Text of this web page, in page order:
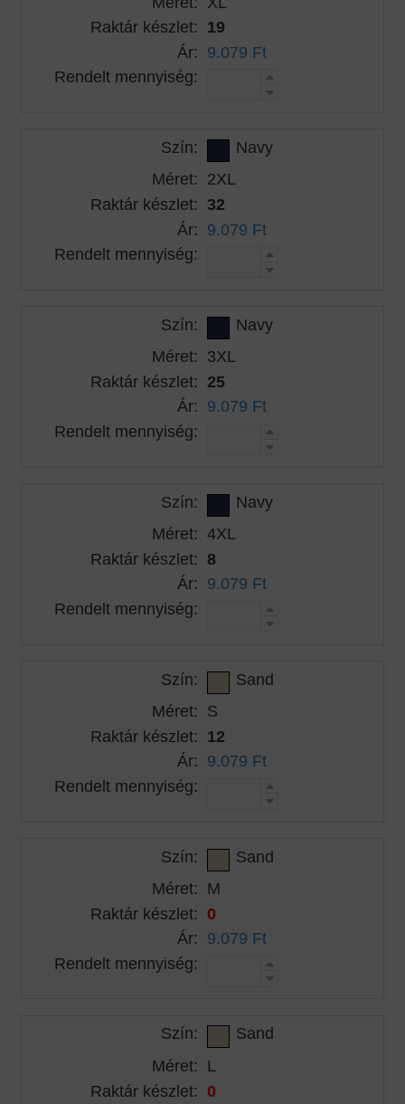
Raktár készlet: 19
Ár: 9.079 Ft
Rendelt mennyiség:
Szín:
Navy
Méret: 2XL
Raktár készlet: 32
Ár: 9.079 Ft
Rendelt mennyiség:
Szín:
Navy
Méret: 3XL
Raktár készlet: 25
Ár: 9.079 Ft
Rendelt mennyiség:
Szín:
Navy
Méret: 4XL
Raktár készlet: 8
Ár: 9.079 Ft
Rendelt mennyiség:
Szín:
Sand
Méret: S
Raktár készlet: 12
Ár: 9.079 Ft
Rendelt mennyiség:
Szín:
Sand
Méret: M
Raktár készlet: 0
Ár: 9.079 Ft
Rendelt mennyiség:
Szín:
Sand
Méret: L
Raktár készlet: 0